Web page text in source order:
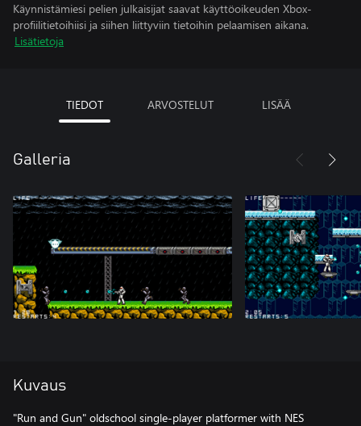
Käynnistämiesi pelien julkaisijat saavat käyttöoikeuden Xbox-
profiilitietoihiisi ja siihen liittyviin tietoihin pelaamisen aikana.
Lisätietoja
TIEDOT ARVOSTELUT LISÄÄ
Galleria
Kuvaus
"Run and Gun" oldschool single-player platformer with NES